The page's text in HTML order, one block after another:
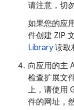
请注意，切
如果您的应
件创建 ZIP
Library读取
向应用的主
检查扩展文
上，请使用
件的网址，